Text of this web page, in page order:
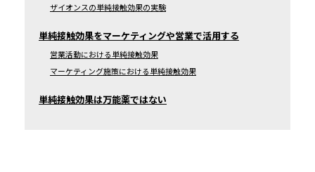
ザイオンスの単純接触効果の実験
単純接触効果をマーケティングや営業で活用する
営業活動における単純接触効果
マーケティング施策における単純接触効果
単純接触効果は万能薬ではない